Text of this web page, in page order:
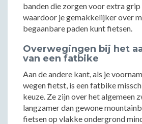
banden die zorgen voor extra
waardoor je gemakkelijker over
begaanbare paden kunt fietsen.
Overwegingen bij het
van een fatbike
Aan de andere kant, als je
wegen fietst, is een fatbike
keuze. Ze zijn over het algemeen
langzamer dan gewone
fietsen op vlakke ondergrond